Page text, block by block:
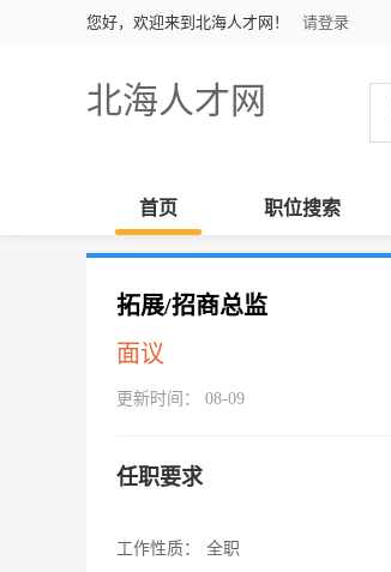
您好，欢迎来到北海人才网！ 请登录
北海人才网
首页 职位搜索
拓展/招商总监
面议
更新时间： 08-09
任职要求
工作性质：
全职